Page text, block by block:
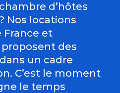
d’hôtes
Nos locations
France et
proposent des
un cadre
C’est le moment
le temps